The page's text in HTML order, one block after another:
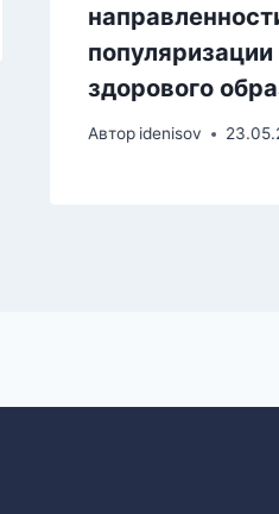
популяризации
здорового
Автор idenisov